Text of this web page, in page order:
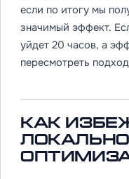
если по итогу мы
значимый эффект.
уйдет 20 часов, а
пересмотреть
Как